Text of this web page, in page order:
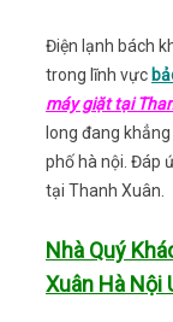
Điện lạnh bách
trong lĩnh vực
máy giặt tại
long đang
phố hà nội. Đáp
tại Thanh Xuân.
Nhà Quý
Xuân Hà Nội